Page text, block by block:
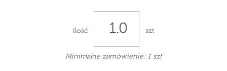
ilość szt
Minimalne zamówienie: 1 szt